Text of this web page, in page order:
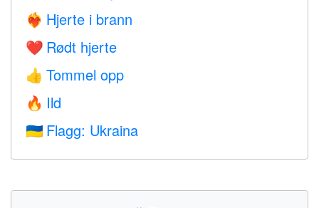
❤️‍🔥 Hjerte i brann
❤️ Rødt hjerte
👍 Tommel opp
🔥 Ild
🇺🇦 Flagg: Ukraina